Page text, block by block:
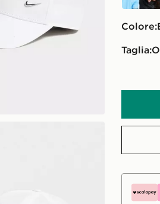
Colore:
Taglia: